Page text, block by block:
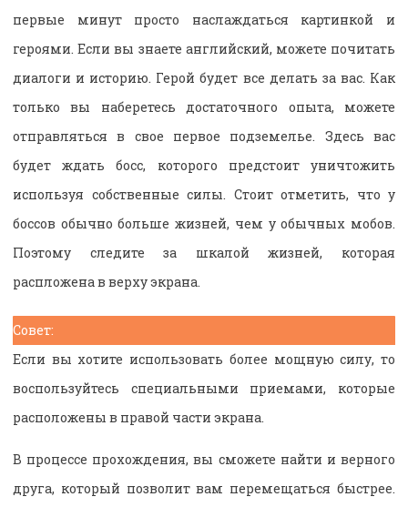
первые минут просто наслаждаться картинкой и
героями. Если вы знаете английский, можете почитать
диалоги и историю. Герой будет все делать за вас. Как
только вы наберетесь достаточного опыта, можете
отправляться в свое первое подземелье. Здесь вас
будет ждать босс, которого предстоит уничтожить
используя собственные силы. Стоит отметить, что у
боссов обычно больше жизней, чем у обычных мобов.
Поэтому следите за шкалой жизней, которая
распложена в верху экрана.
Совет:
Если вы хотите использовать более мощную силу, то
воспользуйтесь специальными приемами, которые
расположены в правой части экрана.
В процессе прохождения, вы сможете найти и верного
друга, который позволит вам перемещаться быстрее.